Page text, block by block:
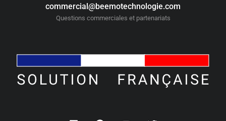
commercial@beemotechnologie.com
Questions commerciales et partenariats